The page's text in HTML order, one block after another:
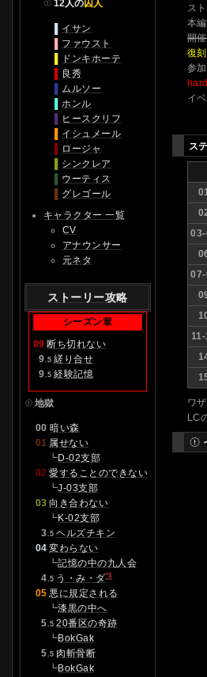
ス
本
開
復
参
イ
ス
ワ
LC
12人の囚人
イサン
ファウスト
ドンキホーテ
良秀
ムルソー
ホンル
ヒースクリフ
イシュメール
ロージャ
シンクレア
ウーティス
グレゴール
キャラクター 一覧
CV
アナウンサー
元ネタ
ストーリー攻略
シーズン章
09 断ち切れない
09.5 縒り合せ
09.5 経験記憶
地獄
00 暗い森
01 属せない
┗D-02支部
02 愛することのできない
┗J-03支部
03 向き合わない
┗K-02支部
03.5 ヘルズチキン
04 変わらない
┗記憶の中の九人会
04.5 う・み・ダ*1
05 悪に規定される
┗漆黒の中へ
05.5 20番区の奇跡
┗BokGak
05.5 肉斬骨断
┗BokGak